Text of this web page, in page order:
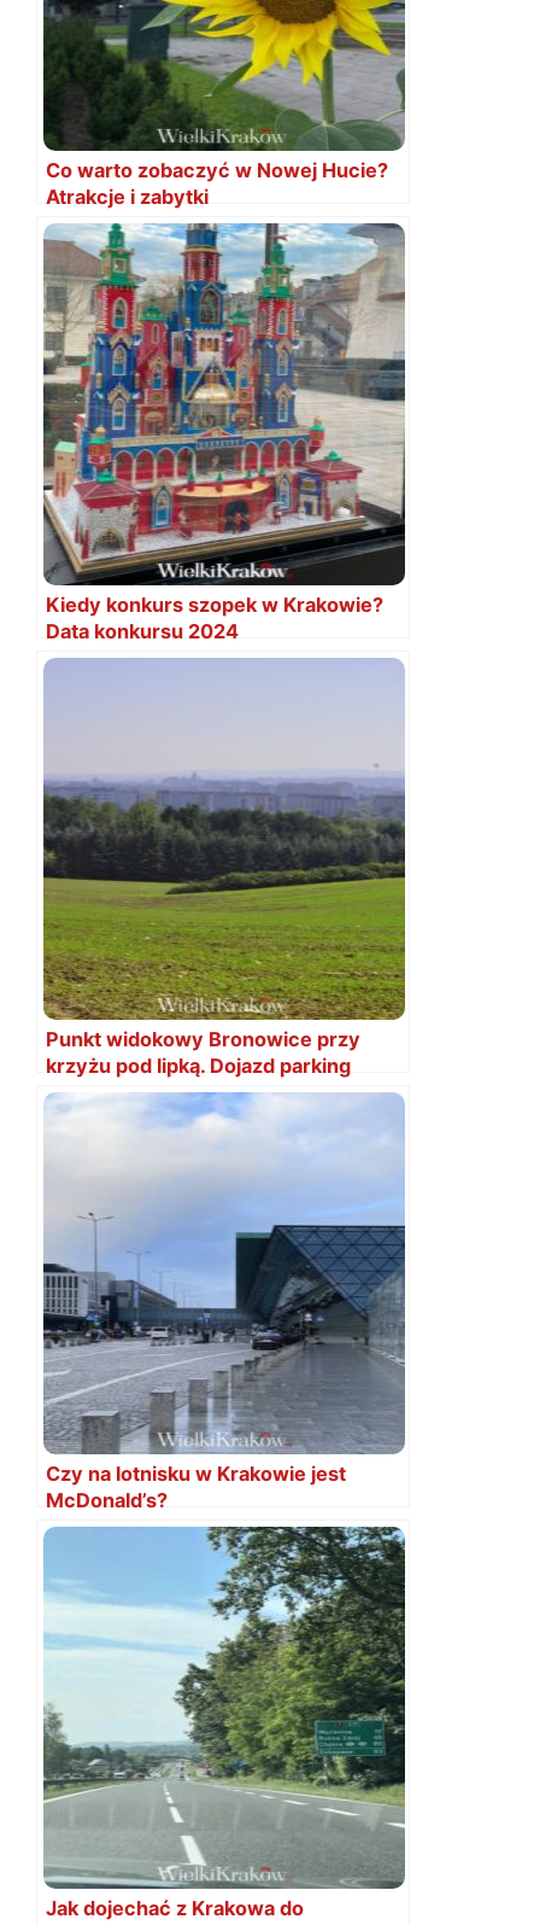
Co warto zobaczyć w Nowej Hucie?
Atrakcje i zabytki
Kiedy konkurs szopek w Krakowie?
Data konkursu 2024
Punkt widokowy Bronowice przy
krzyżu pod lipką. Dojazd parking
Czy na lotnisku w Krakowie jest
McDonald’s?
Jak dojechać z Krakowa do